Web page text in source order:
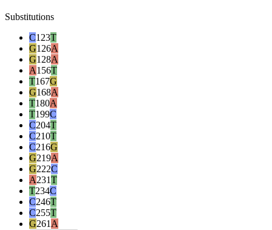
Substitutions
C123T
G126A
G128A
A156T
T167G
G168A
T180A
T199C
C204T
C210T
C216G
G219A
G222C
A231T
T234C
C246T
C255T
G261 A